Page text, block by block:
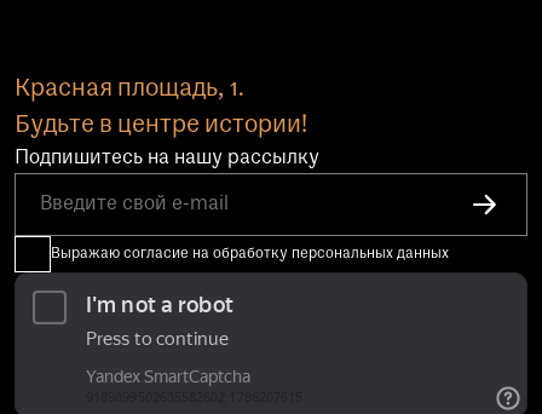
Красная площадь, 1.
Будьте в центре истории!
Подпишитесь на нашу рассылку
Выражаю согласие на обработку персональных данных